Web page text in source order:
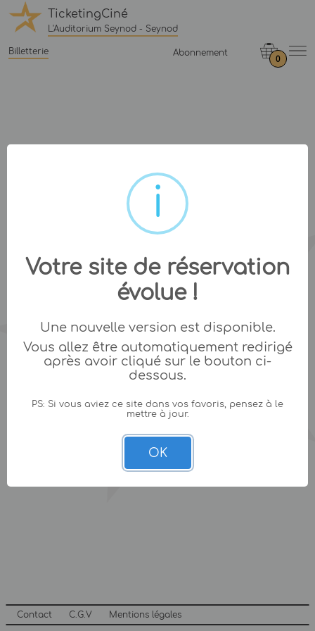
TicketingCiné
L'Auditorium Seynod - Seynod
Billetterie Abonnement
0
Contact C.G.V Mentions légales
Votre site de réservation
évolue !
Une nouvelle version est disponible.
Vous allez être automatiquement redirigé
après avoir cliqué sur le bouton ci-
dessous.
PS: Si vous aviez ce site dans vos favoris, pensez à le
mettre à jour.
OK